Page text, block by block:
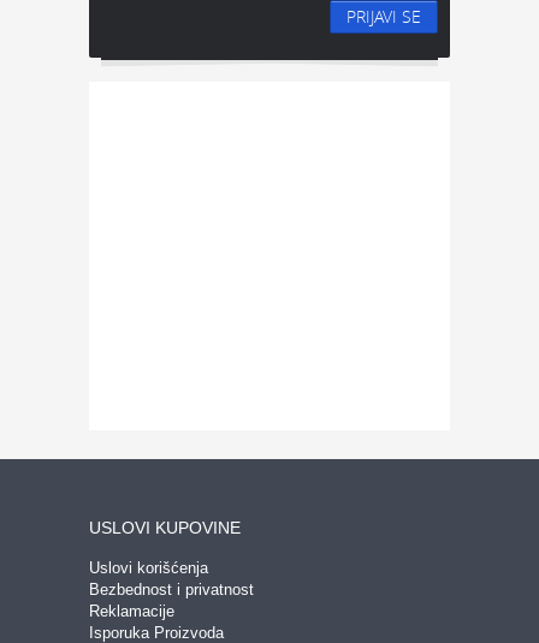
PRIJAVI SE
USLOVI KUPOVINE
Uslovi korišćenja
Bezbednost i privatnost
Reklamacije
Isporuka Proizvoda